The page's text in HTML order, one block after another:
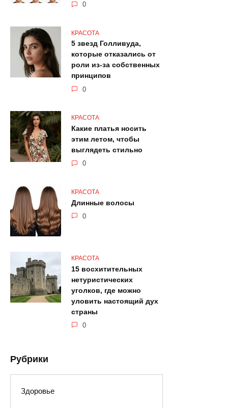
0
КРАСОТА
5 звезд Голливуда,
которые отказались от
роли из-за собственных
принципов
0
КРАСОТА
Какие платья носить
этим летом, чтобы
выглядеть стильно
0
КРАСОТА
Длинные волосы
0
КРАСОТА
15 восхитительных
нетуристических
уголков, где можно
уловить настоящий дух
страны
0
Рубрики
Здоровье